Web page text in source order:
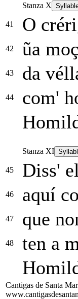
Stanza X
41 O
42 ũa
43 da
44 com'
Stanza XI
45 Diss'
46 aquí
47 que
48
ten a
Cantigas de Santa